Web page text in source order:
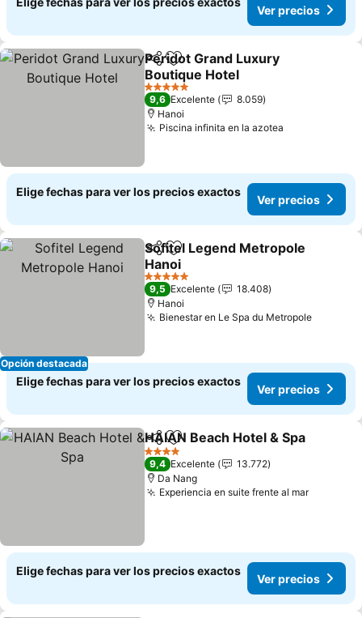
Ver precios
CompartirAgregar a favoritos
Peridot Grand Luxury
Boutique Hotel
Ver precios
5 Estrellas
9,6 Excelente
8.059
Hanoi
Piscina infinita en la azotea
Elige fechas para ver los precios exactos
Ver precios
Opción destacada
CompartirAgregar a favoritos
Sofitel Legend Metropole
Hanoi
Ver precios
5 Estrellas
9,5 Excelente
18.408
Hanoi
Bienestar en Le Spa du MetropoleVer
Elige fechas para ver los precios exactos
Ver precios
CompartirAgregar a favoritos
HAIAN Beach Hotel & Spa
4 Estrellas
9,4 Excelente
13.772
Da Nang
Experiencia en suite frente al marVer
Elige fechas para ver los precios exactos
Ver precios